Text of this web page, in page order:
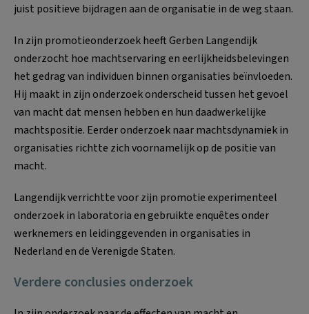
juist positieve bijdragen aan de organisatie in de weg staan.
In zijn promotieonderzoek heeft Gerben Langendijk
onderzocht hoe machtservaring en eerlijkheidsbelevingen
het gedrag van individuen binnen organisaties beïnvloeden.
Hij maakt in zijn onderzoek onderscheid tussen het gevoel
van macht dat mensen hebben en hun daadwerkelijke
machtspositie. Eerder onderzoek naar machtsdynamiek in
organisaties richtte zich voornamelijk op de positie van
macht.
Langendijk verrichtte voor zijn promotie experimenteel
onderzoek in laboratoria en gebruikte enquêtes onder
werknemers en leidinggevenden in organisaties in
Nederland en de Verenigde Staten.
Verdere conclusies onderzoek